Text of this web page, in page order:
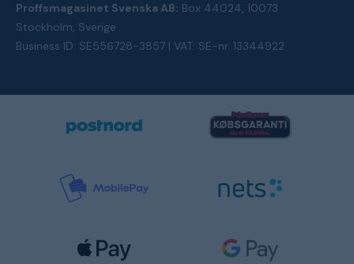
Proffsmagasinet Svenska AB: Box 44024, 10073
Stockholm, Sverige
Business ID: SE556728-3857 | VAT: SE-nr. 13344922